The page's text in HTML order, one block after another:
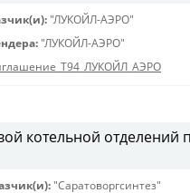
"ЛУКОЙЛ-АЭРО"
"ЛУКОЙЛ-АЭРО"
котельной
"Саратоворгсинтез"